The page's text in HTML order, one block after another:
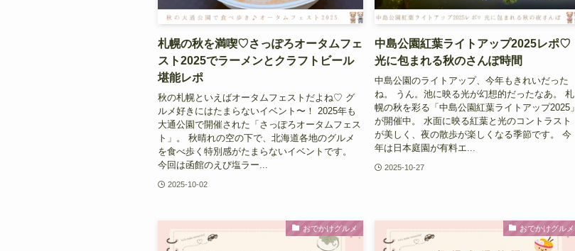
札幌の秋を満喫♡さっぽろオータムフェ
スト2025でラーメンとクラフトビール
堪能レポ
秋の札幌といえばオータムフェストだよね♡ グ
ルメ好きにはたまらないイベント〜！ 2025年も
大通公園で開催された「さっぽろオータムフェス
ト」。 秋晴れの空の下で、北海道各地のグルメ
を食べ歩く特別感がたまらないイベントです。
今回は函館のえび塩ラー...
2025-10-02
中島公園紅葉ライトアップ2025レポ♡
光に包まれる秋のさんぽ時間
中島公園のライトアップ、今年もきれいだった
ね。 うん。池に映る光が幻想的だったなあ。 札
幌の秋を彩る「中島公園紅葉ライトアップ2025」
が開催中。 水面に映る紅葉と光のコントラスト
が美しく、夜の散歩が楽しくなる季節です。 今
年は日本庭園が有料エ...
2025-10-27
おでかけグルメ おでかけグルメ